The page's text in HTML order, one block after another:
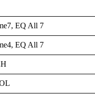
EQ All 7
EQ All 7